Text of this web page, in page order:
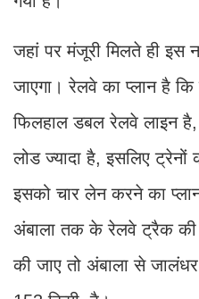
जहां पर मंजूरी मिलते ही इस
जाएगा। रेलवे का प्लान है
फिलहाल डबल रेलवे लाइन
लोड ज्यादा है, इसलिए
इसको चार लेन करने का
अंबाला तक के रेलवे ट्रैक की
की जाए तो अंबाला से